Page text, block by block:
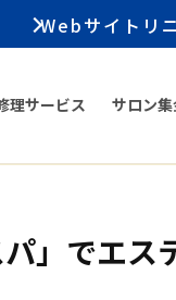
Webサイトリ
理サービス サロン
パ」でエ